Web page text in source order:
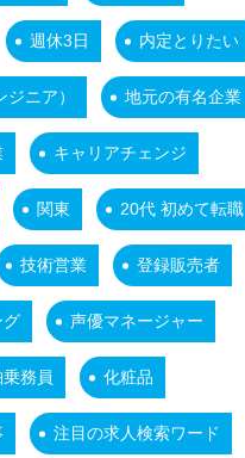
週休3日 内定とりたい
ニア） 地元の有名企業
キャリアチェンジ
関東 20代 初めて転職
技術営業 登録販売者
グ 声優マネージャー
務員 化粧品
注目の求人検索ワード